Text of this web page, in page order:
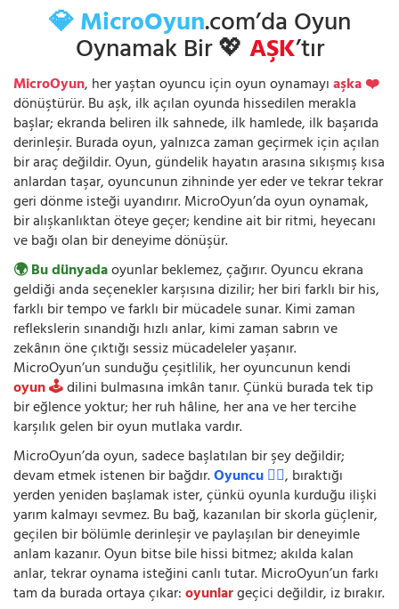
💎 MicroOyun.com’da Oyun
Oynamak Bir 💖AŞK’tır
MicroOyun, her yaştan oyuncu için oyun oynamayıaşka ❤️
dönüştürür. Bu aşk, ilk açılan oyunda hissedilen merakla
başlar; ekranda beliren ilk sahnede, ilk hamlede, ilk başarıda
derinleşir. Burada oyun, yalnızca zaman geçirmek için açılan
bir araç değildir. Oyun, gündelik hayatın arasına sıkışmış kısa
anlardan taşar, oyuncunun zihninde yer eder ve tekrar tekrar
geri dönme isteği uyandırır. MicroOyun’da oyun oynamak,
bir alışkanlıktan öteye geçer; kendine ait bir ritmi, heyecanı
ve bağı olan bir deneyime dönüşür.
🌍 Bu dünyadaoyunlar beklemez, çağırır. Oyuncu ekrana
geldiği anda seçenekler karşısına dizilir; her biri farklı bir his,
farklı bir tempo ve farklı bir mücadele sunar. Kimi zaman
reflekslerin sınandığı hızlı anlar, kimi zaman sabrın ve
zekânın öne çıktığı sessiz mücadeleler yaşanır.
MicroOyun’un sunduğu çeşitlilik, her oyuncunun kendi
oyun 🕹️dilini bulmasına imkân tanır. Çünkü burada tek tip
bir eğlence yoktur; her ruh hâline, her ana ve her tercihe
karşılık gelen bir oyun mutlaka vardır.
MicroOyun’da oyun, sadece başlatılan bir şey değildir;
devam etmek istenen bir bağdır.Oyuncu 🧍‍♂️, bıraktığı
yerden yeniden başlamak ister, çünkü oyunla kurduğu ilişki
yarım kalmayı sevmez. Bu bağ, kazanılan bir skorla güçlenir,
geçilen bir bölümle derinleşir ve paylaşılan bir deneyimle
anlam kazanır. Oyun bitse bile hissi bitmez; akılda kalan
anlar, tekrar oynama isteğini canlı tutar. MicroOyun’un farkı
tam da burada ortaya çıkar:oyunlargeçici değildir, iz bırakır.